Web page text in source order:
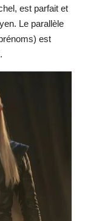
est parfait et
Le parallèle
est